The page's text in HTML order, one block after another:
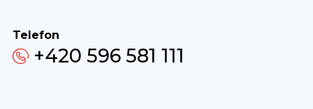
Telefon
+420 596 581 111